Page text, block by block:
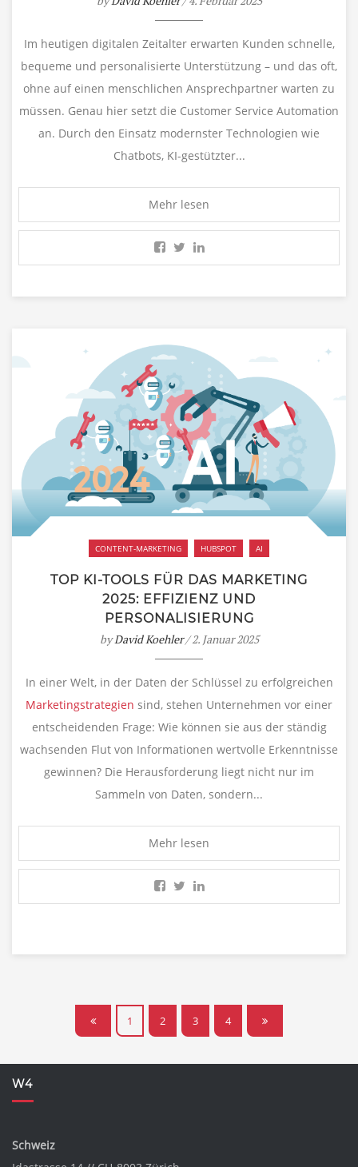
Im heutigen digitalen Zeitalter erwarten Kunden schnelle,
bequeme und personalisierte Unterstützung – und das oft,
ohne auf einen menschlichen Ansprechpartner warten zu
müssen. Genau hier setzt die Customer Service Automation
an. Durch den Einsatz modernster Technologien wie
Chatbots, KI-gestützter...
Mehr lesen
CONTENT-MARKETING HUBSPOT AI
TOP KI-TOOLS FÜR DAS MARKETING
2025: EFFIZIENZ UND
PERSONALISIERUNG
byDavid Koehler/ 2. Januar 2025
In einer Welt, in der Daten der Schlüssel zu erfolgreichen
Marketingstrategien sind, stehen Unternehmen vor einer
entscheidenden Frage: Wie können sie aus der ständig
wachsenden Flut von Informationen wertvolle Erkenntnisse
gewinnen? Die Herausforderung liegt nicht nur im
Sammeln von Daten, sondern...
Mehr lesen
1 2 3 4
W4
Schweiz